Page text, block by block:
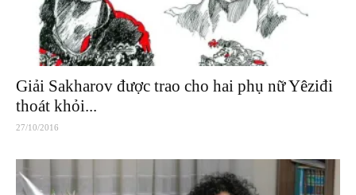
Giải Sakharov được trao cho hai phụ nữ Yêziđi
thoát khỏi...
27/10/2016